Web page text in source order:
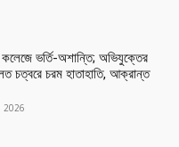
ভর্তি-অশান্তি; অভিযুক্তের
চত্বরে চরম হাতাহাতি, আক্রান্ত
2026